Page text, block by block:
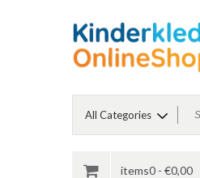
items0 - €0,00